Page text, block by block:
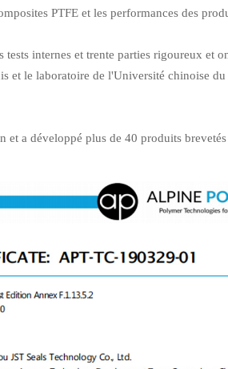
PTFE et les performances des
tests internes et trente parties rigoureux
et le laboratoire de l'Université chinoise
et a développé plus de 40 produits